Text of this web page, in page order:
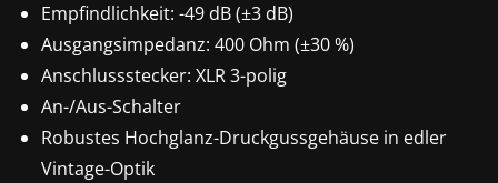
Empfindlichkeit: -49 dB (±3 dB)
Ausgangsimpedanz: 400 Ohm (±30 %)
Anschlussstecker: XLR 3-polig
An-/Aus-Schalter
Robustes Hochglanz-Druckgussgehäuse in edler
Vintage-Optik